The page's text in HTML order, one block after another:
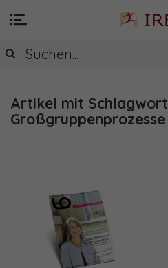
Artikel mit Schlagwort
Großgruppenprozesse